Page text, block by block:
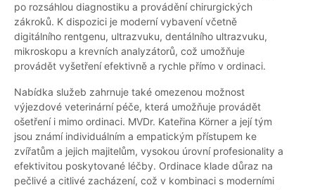
po rozsáhlou diagnostiku a provádění chirurgických
zákroků. K dispozici je moderní vybavení včetně
digitálního rentgenu, ultrazvuku, dentálního ultrazvuku,
mikroskopu a krevních analyzátorů, což umožňuje
provádět vyšetření efektivně a rychle přímo v ordinaci.
Nabídka služeb zahrnuje také omezenou možnost
výjezdové veterinární péče, která umožňuje provádět
ošetření i mimo ordinaci. MVDr. Kateřina Körner a její tým
jsou známí individuálním a empatickým přístupem ke
zvířatům a jejich majitelům, vysokou úrovní profesionality a
efektivitou poskytované léčby. Ordinace klade důraz na
pečlivé a citlivé zacházení, což v kombinaci s moderními